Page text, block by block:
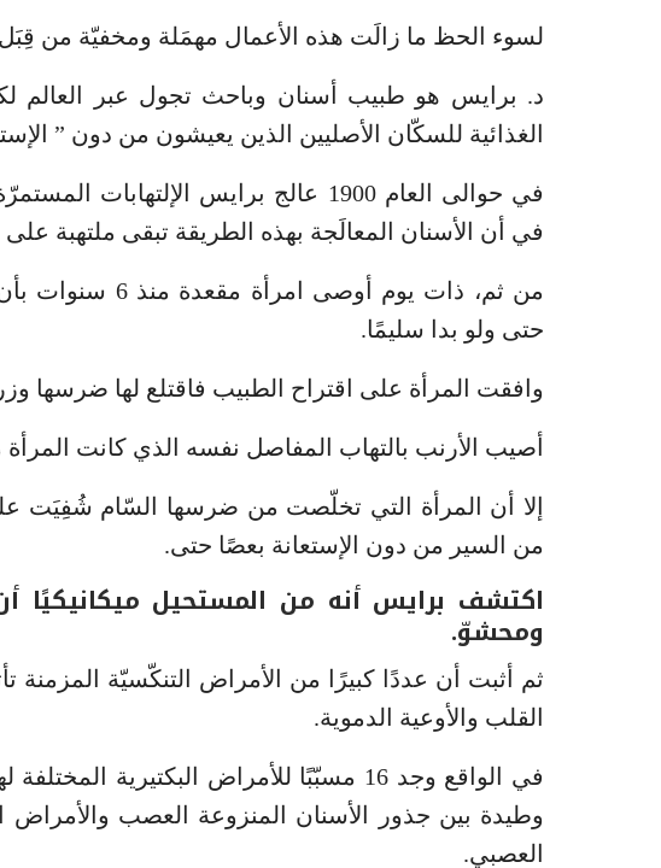
لسوء الحظ ما زالَت هذه الأعمال مهمَلة ومخفيّة من
د. برايس هو طبيب أسنان وباحث تجول عبر العالم
الغذائية للسكّان الأصليين الذين يعيشون من دون ”
في حوالى العام 1900 عالج برايس
في أن الأسنان المعالَجة بهذه الطريقة تبقى ملتهبة على
من ثم، ذات يوم
حتى ولو بدا سليمًا.
وافقت المرأة على اقتراح الطبيب فاقتلع لها ضرسها
أصيب الأرنب بالتهاب المفاصل نفسه الذي كانت المرأة مصابة به
إلا أن المرأة التي تخلّصت من ضرسها السّام شُفِيَت
من السير من دون الإستعانة بعصًا حتى.
اكتشف برايس أنه من المستحيل
ومحشوّ.
ثم أثبت أن عددًا كبيرًا من الأمراض التنكّسيّة
القلب والأوعية الدموية.
في الواقع وجد 16 مسبّبًا للأمراض
وطيدة بين جذور الأسنان المنزوعة العصب والأمراض
العصبي.